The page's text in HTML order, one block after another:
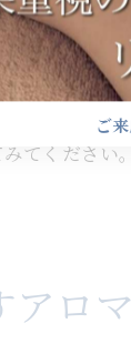
ッサージで
借りた健康
健康管理に
イルを使っ
マッサージに
使った健康
します。
し、病気
は集中力
てくださ
ロ
ご
ご